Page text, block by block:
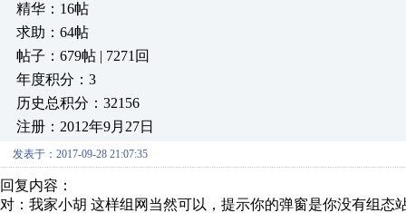
精华：16帖
求助：64帖
帖子：679帖 | 7271回
年度积分：3
历史总积分：32156
注册：2012年9月27日
发表于：2017-09-28 21:07:35
回复内容：
对：我家小胡 这样组网当然可以，提示你的弹窗是你没有组